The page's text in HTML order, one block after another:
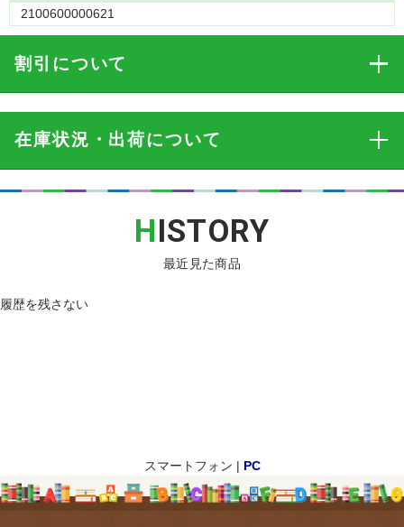
2100600000621
割引 について
在庫状況・出荷について
HISTORY
最近見た商品
履歴を残さない
スマートフォン | PC